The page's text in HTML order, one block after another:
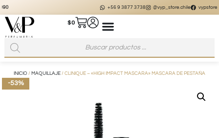
@vyp_store.chile vypstore.cl
$0
INICIO / MAQUILLAJE / CLINIQUE – «HIGH IMPACT MASCARA» MASCARA DE PESTAÑA
-53%